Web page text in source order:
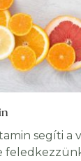
segíti a